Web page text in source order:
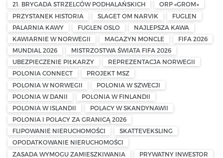
21. BRYGADA STRZELCÓW PODHALAŃSKICH
ORP «GROM»
PRZYSTANEK HISTORIA
SLAGET OM NARVIK
FUGLEN
PALARNIA KAWY
FUGLEN OSLO
NAJLEPSZA KAWA
KAWIARNIE W NORWEGII
MAGAZYN MONCLE
FIFA 2026
MUNDIAL 2026
MISTRZOSTWA ŚWIATA FIFA 2026
UBEZPIECZENIE PIŁKARZY
REPREZENTACJA NORWEGII
POLONIA CONNECT
PROJEKT MSZ
POLONIA W NORWEGII
POLONIA W SZWECJI
POLONIA W DANII
POLONIA W FINLANDII
POLONIA W ISLANDII
POLACY W SKANDYNAWII
POLONIA I POLACY ZA GRANICĄ 2026
FLIPOWANIE NIERUCHOMOŚCI
SKATTEVEKSLING
OPODATKOWANIE NIERUCHOMOŚCI
ZASADA WYMOGU ZAMIESZKIWANIA
PRYWATNY INWESTOR